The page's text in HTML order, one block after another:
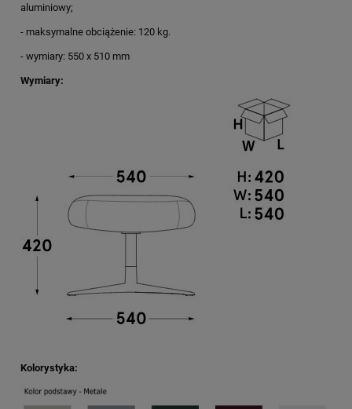
aluminiowy;
- maksymalne obciążenie: 120 kg.
- wymiary: 550 x 510 mm
Wymiary:
Kolorystyka: